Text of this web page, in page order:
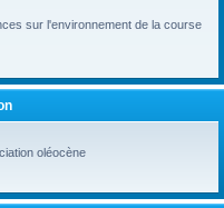
sur l'environnement de la course
oléocène